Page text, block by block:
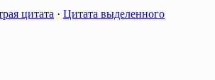
цитата · Цитата выделенного